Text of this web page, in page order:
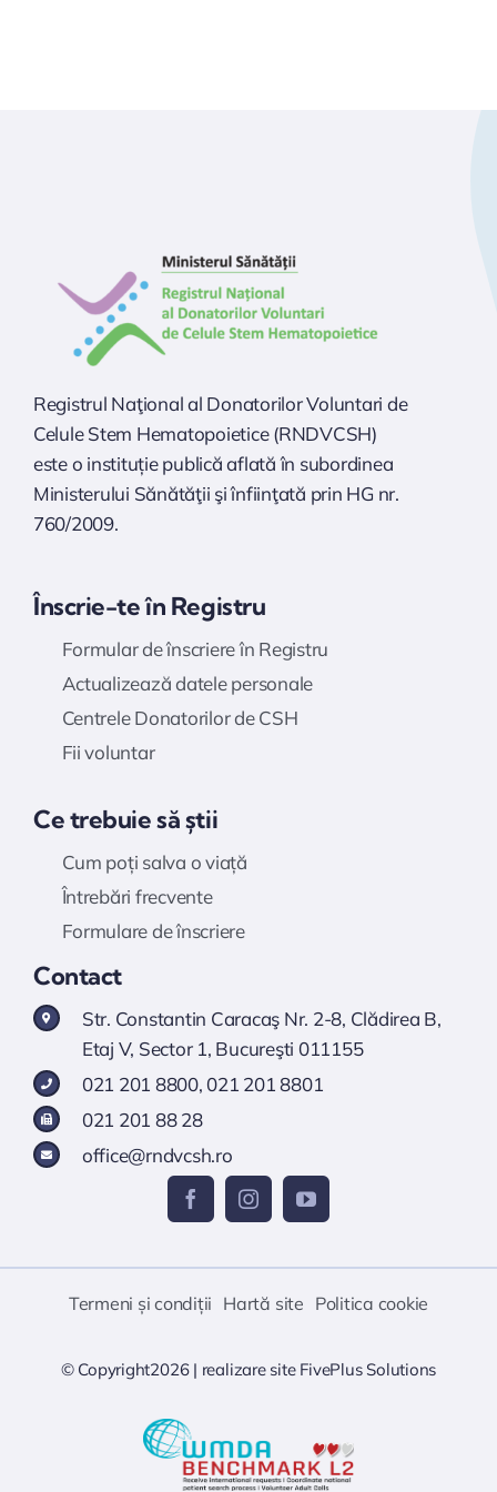
Registrul Naţional al Donatorilor Voluntari de
Celule Stem Hematopoietice (RNDVCSH)
este o instituție publică aflată în subordinea
Ministerului Sănătăţii şi înfiinţată prin HG nr.
760/2009.
Înscrie-te în Registru
Formular de înscriere în Registru
Actualizează datele personale
Centrele Donatorilor de CSH
Fii voluntar
Ce trebuie să știi
Cum poți salva o viață
Întrebări frecvente
Formulare de înscriere
Contact
Str. Constantin Caracaş Nr. 2-8, Clădirea B,
Etaj V, Sector 1, Bucureşti 011155
021 201 8800, 021 201 8801
021 201 88 28
office@rndvcsh.ro
Termeni și condiții Hartă site Politica cookie
© Copyright2026 | realizare site FivePlus Solutions